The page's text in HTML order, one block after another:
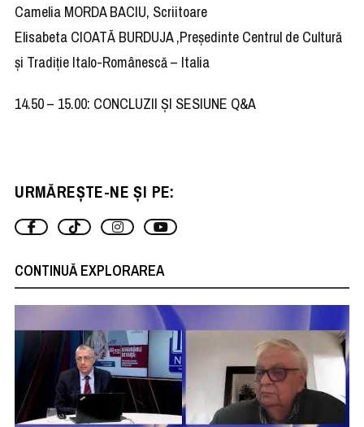
Camelia MORDA BACIU, Scriitoare
Elisabeta CIOATĂ BURDUJA ,Președinte Centrul de Cultură
și Tradiție Italo-Românescă – Italia
14.50 – 15.00: CONCLUZII ȘI SESIUNE Q&A
URMĂREȘTE-NE ȘI PE:
CONTINUĂ EXPLORAREA